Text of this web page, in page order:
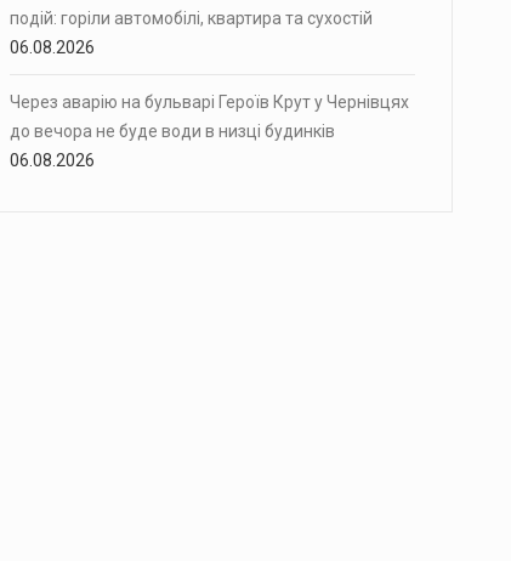
подій: горіли автомобілі, квартира та сухостій
06.08.2026
Через аварію на бульварі Героїв Крут у Чернівцях
до вечора не буде води в низці будинків
06.08.2026